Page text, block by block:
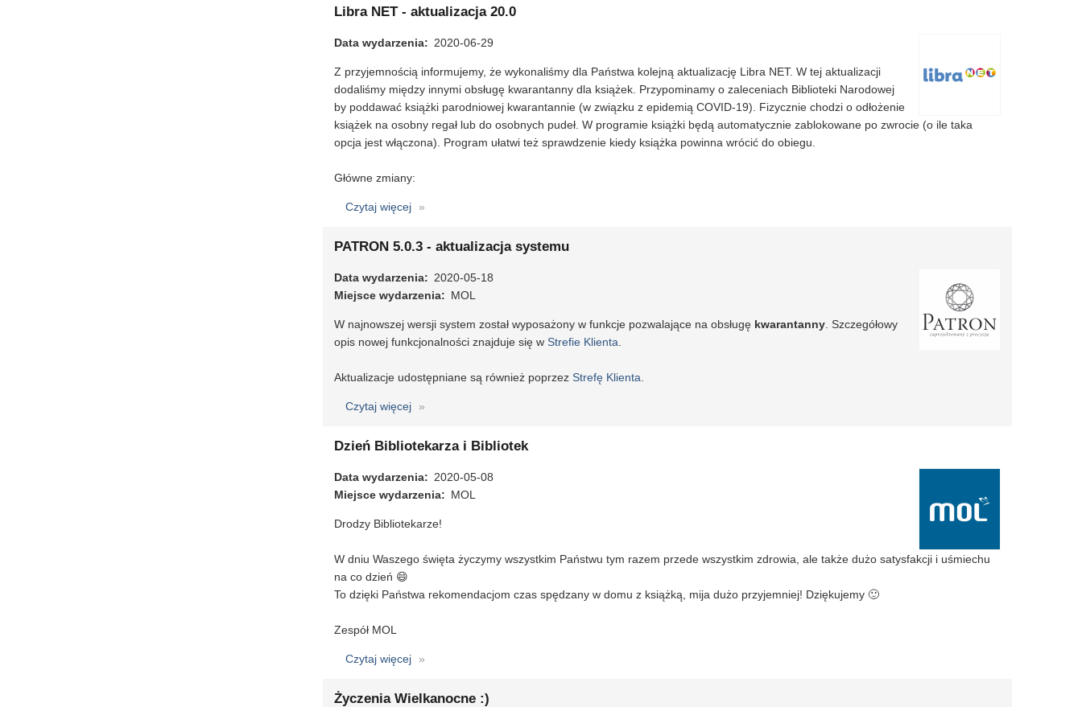
NET+
aktualizacja
Libra NET - aktualizacja 20.0
Data wydarzenia 2020-06-29
Z przyjemnością informujemy, że wykonaliśmy dla Państwa kolejną aktualizację Libra NET. W tej aktualizacji
dodaliśmy między innymi obsługę kwarantanny dla książek. Przypominamy o zaleceniach Biblioteki Narodowej
by poddawać książki parodniowej kwarantannie (w związku z epidemią COVID-19). Fizycznie chodzi o odłożenie
książek na osobny regał lub do osobnych pudeł. W programie książki będą automatycznie zablokowane po zwrocie (o ile taka
opcja jest włączona). Program ułatwi też sprawdzenie kiedy książka powinna wrócić do obiegu.
Główne zmiany:
Czytaj więcej
o
NET
aktualizacja
20.0
PATRON 5.0.3 - aktualizacja systemu
Data wydarzenia
2020-05-18
Miejsce wydarzenia
MOL
W najnowszej wersji system został wyposażony w funkcje pozwalające na obsługę kwarantanny . Szczegółowy
opis nowej funkcjonalności znajduje się w Strefie Klienta
Aktualizacje udostępniane są również poprzez Strefę Klienta
Czytaj więcej
o
5.0.3
aktualizacja
systemu
Dzień Bibliotekarza i Bibliotek
Data wydarzenia
2020-05-08
Miejsce wydarzenia
MOL
Drodzy Bibliotekarze!
W dniu Waszego święta życzymy wszystkim Państwu tym razem przede wszystkim zdrowia, ale także dużo satysfakcji i uśmiechu
na co dzień 😄
To dzięki Państwa rekomendacjom czas spędzany w domu z książką, mija dużo przyjemniej! Dziękujemy 🙂
Zespół MOL
Czytaj więcej
o
Bibliotekarza
Życzenia Wielkanocne :)